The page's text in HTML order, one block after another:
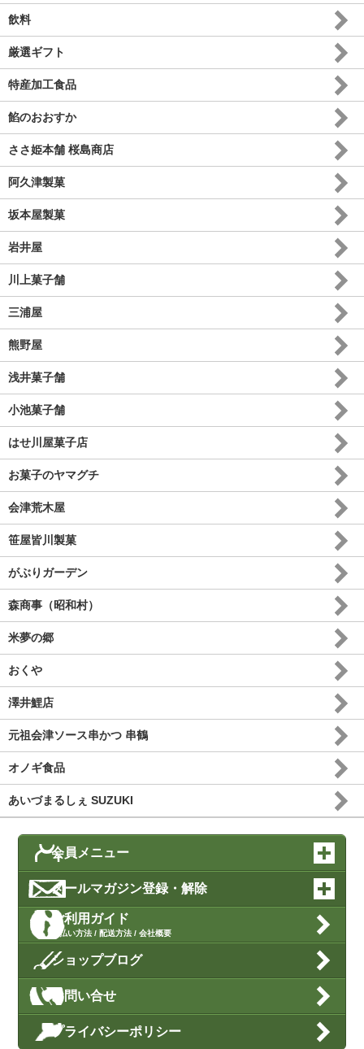
飲料
厳選ギフト
特産加工食品
餡のおおすか
ささ姫本舗 桜島商店
阿久津製菓
坂本屋製菓
岩井屋
川上菓子舗
三浦屋
熊野屋
浅井菓子舗
小池菓子舗
はせ川屋菓子店
お菓子のヤマグチ
会津荒木屋
笹屋皆川製菓
がぶりガーデン
森商事（昭和村）
米夢の郷
おくや
澤井鯉店
元祖会津ソース串かつ 串鶴
オノギ食品
あいづまるしぇ SUZUKI
会員メニュー
メールマガジン登録・解除
ご利用ガイド
支払い方法 / 配送方法 / 会社概要
ショップブログ
お問い合せ
プライバシーポリシー